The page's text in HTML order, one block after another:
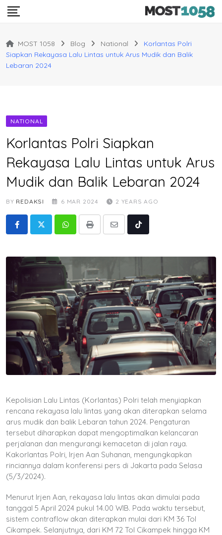
Skip
MOST 1058 Blog National
Korlantas Polri
Siapkan Rekayasa Lalu Lintas untuk Arus Mudik dan Balik
Lebaran 2024
NATIONAL
Korlantas Polri Siapkan
Rekayasa Lalu Lintas untuk Arus
Mudik dan Balik Lebaran 2024
BY REDAKSI 6 MAR 2024 2 YEARS AGO
WhatsappPrint
Share
Tiktok
Kepolisian Lalu Lintas (Korlantas) Polri telah menyiapkan
rencana rekayasa lalu lintas yang akan diterapkan selama
arus mudik dan balik Lebaran tahun 2024. Pengaturan
tersebut diharapkan dapat mengoptimalkan kelancaran
perjalanan dan mengurangi kemacetan di jalan raya.
Kakorlantas Polri, Irjen Aan Suhanan, mengungkapkan
rinciannya dalam konferensi pers di Jakarta pada Selasa
(5/3/2024).
Menurut Irjen Aan, rekayasa lalu lintas akan dimulai pada
tanggal 5 April 2024 pukul 14.00 WIB. Pada waktu tersebut,
sistem contraflow akan diterapkan mulai dari KM 36 Tol
Cikampek. Selanjutnya, dari KM 72 Tol Cikampek hingga KM